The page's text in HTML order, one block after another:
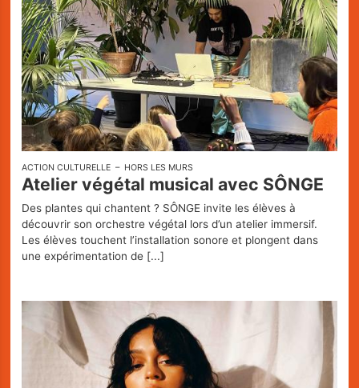
ACTION CULTURELLE HORS LES MURS
Atelier végétal musical avec SÔNGE
Des plantes qui chantent ? SÔNGE invite les élèves à
découvrir son orchestre végétal lors d’un atelier immersif.
Les élèves touchent l’installation sonore et plongent dans
une expérimentation de [...]